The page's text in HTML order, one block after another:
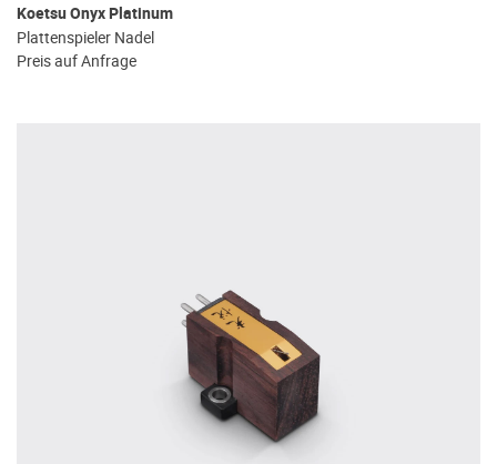
Koetsu Onyx Platinum
Plattenspieler Nadel
Preis auf Anfrage